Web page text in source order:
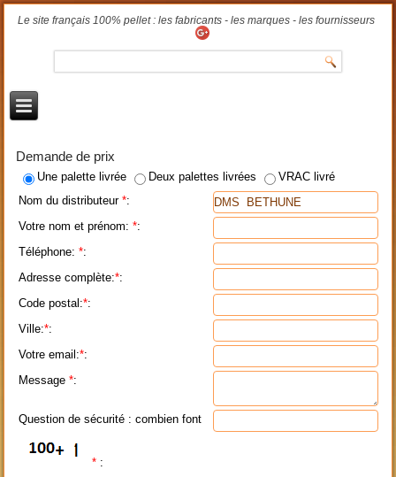
Le site français 100% pellet : les fabricants - les marques - les fournisseurs
Demande de prix
Une palette livrée Deux palettes livrées
VRAC livré
Nom du distributeur*:
Votre nom et prénom:*:
Téléphone:*:
Adresse complète:*:
Code postal:*:
Ville:*:
Votre email:*:
Message*:
Question de sécurité : combien font
* :